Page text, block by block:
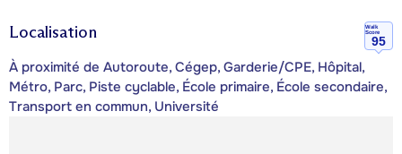
Localisation
Walk
Score
95
À proximité de Autoroute, Cégep, Garderie/CPE, Hôpital,
Métro, Parc, Piste cyclable, École primaire, École secondaire,
Transport en commun, Université